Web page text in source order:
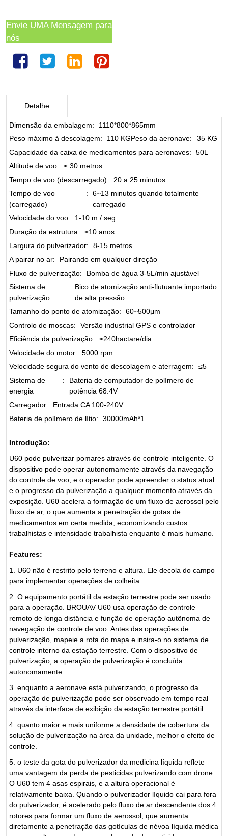
Envie UMA Mensagem para
nós
Detalhe
Dimensão da embalagem:
1110*800*865mm
Peso máximo à descolagem: 110 KGPeso da aeronave:
35 KG
Capacidade da caixa de medicamentos para aeronaves:
50L
Altitude de voo:
≤ 30 metros
Tempo de voo (descarregado):
20 a 25 minutos
Tempo de voo
(carregado)
:
6~13 minutos quando totalmente
carregado
Velocidade do voo:
1-10 m / seg
Duração da estrutura:
≥10 anos
Largura do pulverizador:
8-15 metros
A pairar no ar:
Pairando em qualquer direção
Fluxo de pulverização:
Bomba de água 3-5L/min ajustável
Sistema de
pulverização
:
Bico de atomização anti-flutuante importado
de alta pressão
Tamanho do ponto de atomização:
60~500μm
Controlo de moscas:
Versão industrial GPS e controlador
Eficiência da pulverização:
≥240hactare/dia
Velocidade do motor:
5000 rpm
Velocidade segura do vento de descolagem e aterragem:
≤5
Sistema de
energia
:
Bateria de computador de polímero de
potência 68.4V
Carregador:
Entrada CA 100-240V
Bateria de polímero de lítio: 30000mAh*1
Introdução:
U60 pode pulverizar pomares através de controle inteligente. O
dispositivo pode operar autonomamente através da navegação
do controle de voo, e o operador pode apreender o status atual
e o progresso da pulverização a qualquer momento através da
exposição. U60 acelera a formação de um fluxo de aerossol pelo
fluxo de ar, o que aumenta a penetração de gotas de
medicamentos em certa medida, economizando custos
trabalhistas e intensidade trabalhista enquanto é mais humano.
Features:
1. U60 não é restrito pelo terreno e altura. Ele decola do campo
para implementar operações de colheita.
2. O equipamento portátil da estação terrestre pode ser usado
para a operação. BROUAV U60 usa operação de controle
remoto de longa distância e função de operação autônoma de
navegação de controle de voo. Antes das operações de
pulverização, mapeie a rota do mapa e insira-o no sistema de
controle interno da estação terrestre. Com o dispositivo de
pulverização, a operação de pulverização é concluída
autonomamente.
3. enquanto a aeronave está pulverizando, o progresso da
operação de pulverização pode ser observado em tempo real
através da interface de exibição da estação terrestre portátil.
4. quanto maior e mais uniforme a densidade de cobertura da
solução de pulverização na área da unidade, melhor o efeito de
controle.
5. o teste da gota do pulverizador da medicina líquida reflete
uma vantagem da perda de pesticidas pulverizando com drone.
O U60 tem 4 asas espirais, e a altura operacional é
relativamente baixa. Quando o pulverizador líquido cai para fora
do pulverizador, é acelerado pelo fluxo de ar descendente dos 4
rotores para formar um fluxo de aerossol, que aumenta
diretamente a penetração das gotículas de névoa líquida médica